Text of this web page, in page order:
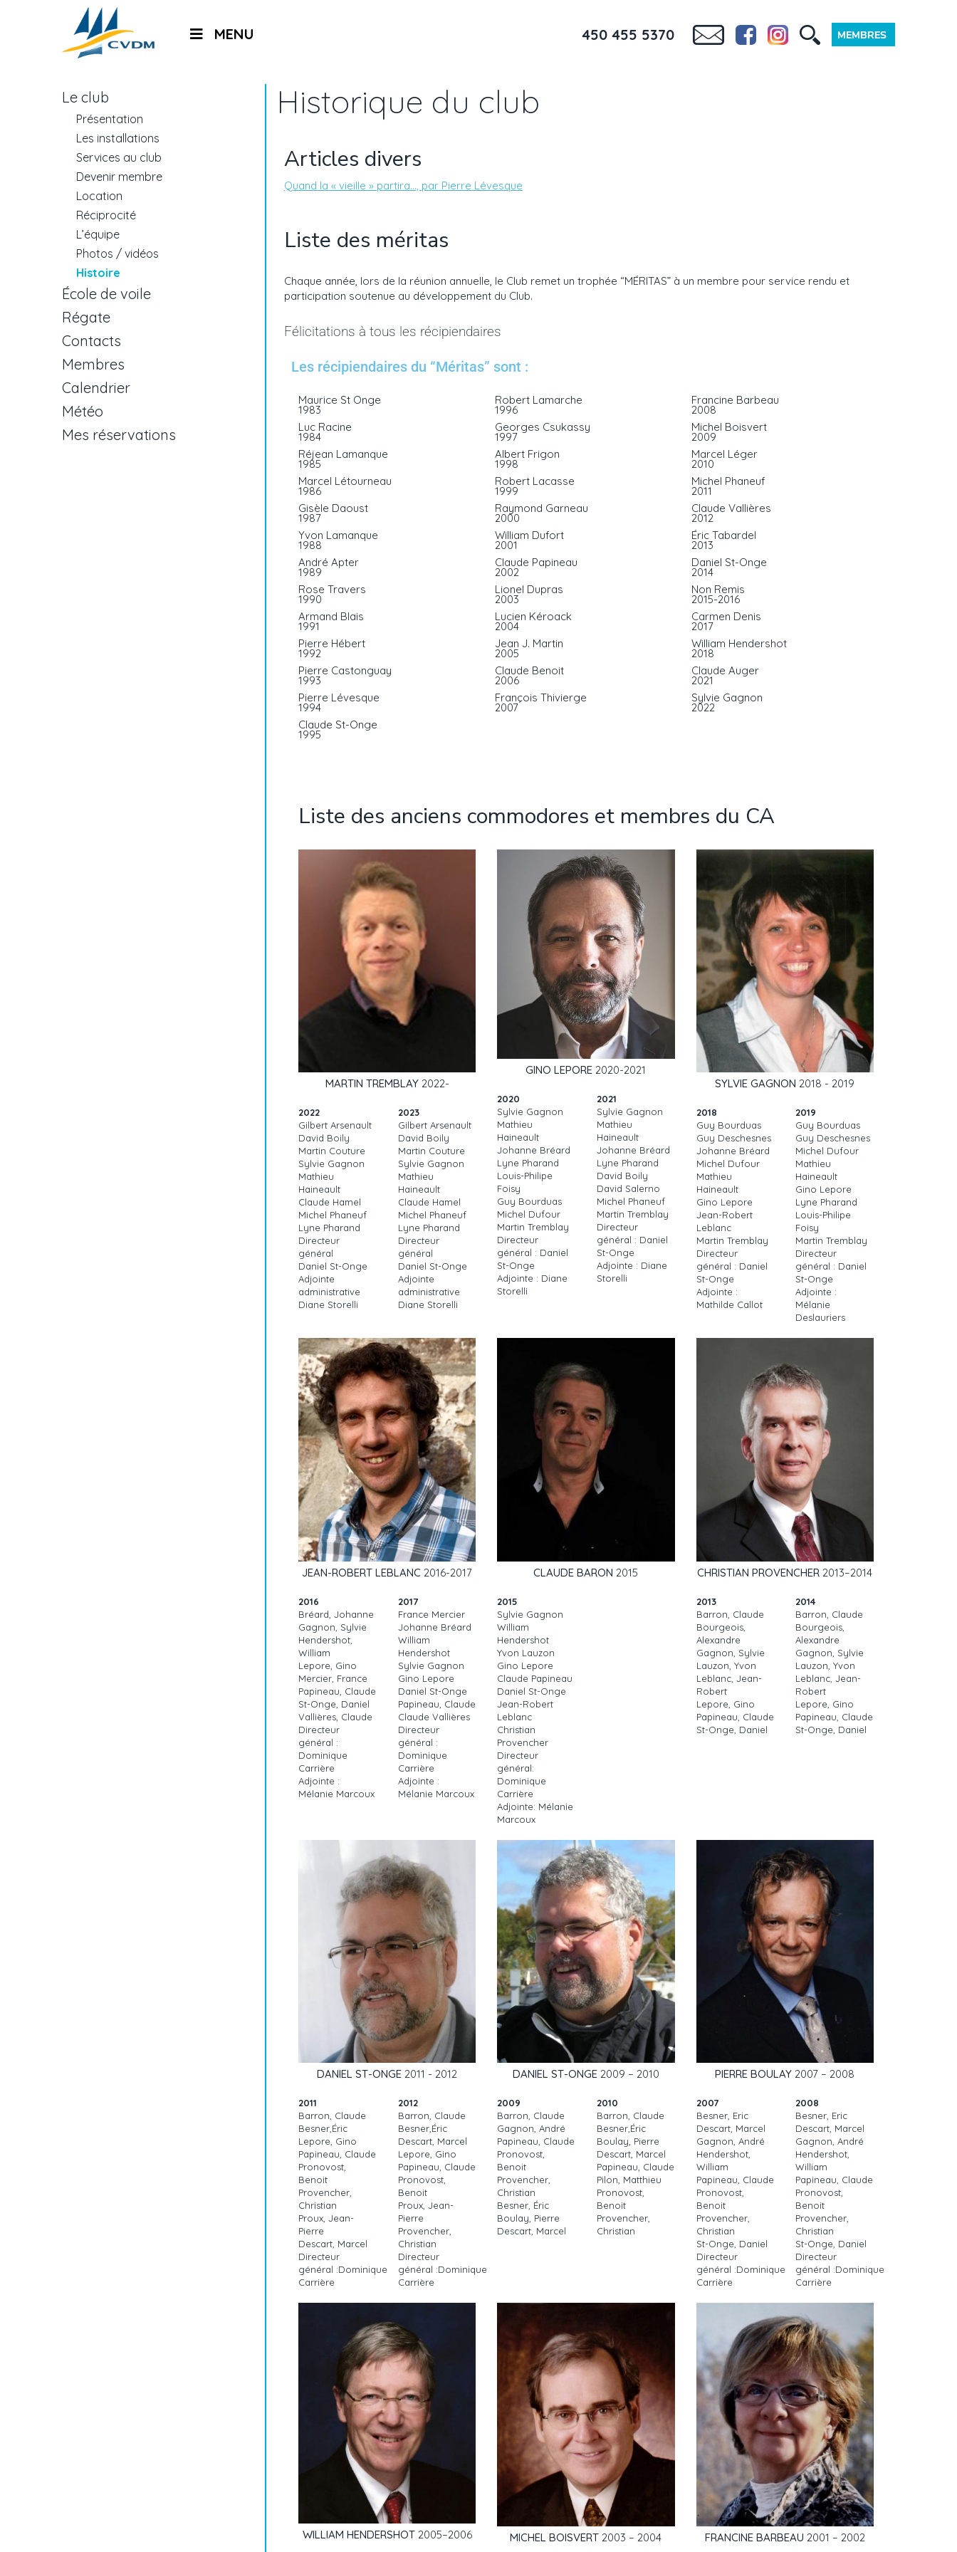
MENU 450 455 5370
Le club
Présentation
Les installations
Services au club
Devenir membre
Location
Réciprocité
L’équipe
Photos / vidéos
Histoire
École de voile
Régate
Contacts
Membres
Calendrier
Météo
Mes réservations
Historique du club
Articles divers
Quand la « vieille » partira…, par Pierre Lévesque
Liste des méritas
Chaque année, lors de la réunion annuelle, le Club remet un trophée “MÉRITAS” à un membre pour service rendu et
participation soutenue au développement du Club.
Félicitations à tous les récipiendaires
Les récipiendaires du “Méritas” sont :
Maurice St Onge
1983
Luc Racine
1984
Réjean Lamanque
1985
Marcel Létourneau
1986
Gisèle Daoust
1987
Yvon Lamanque
1988
André Apter
1989
Rose Travers
1990
Armand Blais
1991
Pierre Hébert
1992
Pierre Castonguay
1993
Pierre Lévesque
1994
Claude St-Onge
1995
Robert Lamarche
1996
Georges Csukassy
1997
Albert Frigon
1998
Robert Lacasse
1999
Raymond Garneau
2000
William Dufort
2001
Claude Papineau
2002
Lionel Dupras
2003
Lucien Kéroack
2004
Jean J. Martin
2005
Claude Benoit
2006
François Thivierge
2007
Francine Barbeau
2008
Michel Boisvert
2009
Marcel Léger
2010
Michel Phaneuf
2011
Claude Vallières
2012
Éric Tabardel
2013
Daniel St-Onge
2014
Non Remis
2015-2016
Carmen Denis
2017
William Hendershot
2018
Claude Auger
2021
Sylvie Gagnon
2022
Liste des anciens commodores et membres du CA
MARTIN TREMBLAY2022-
2022
Gilbert Arsenault
David Boily
Martin Couture
Sylvie Gagnon
Mathieu
Haineault
Claude Hamel
Michel Phaneuf
Lyne Pharand
Directeur
général
Daniel St-Onge
Adjointe
administrative
Diane Storelli
2023
Gilbert Arsenault
David Boily
Martin Couture
Sylvie Gagnon
Mathieu
Haineault
Claude Hamel
Michel Phaneuf
Lyne Pharand
Directeur
général
Daniel St-Onge
Adjointe
administrative
Diane Storelli
GINO LEPORE 2020-2021
2020
Sylvie Gagnon
Mathieu
Haineault
Johanne Bréard
Lyne Pharand
Louis-Philipe
Foisy
Guy Bourduas
Michel Dufour
Martin Tremblay
Directeur
général : Daniel
St-Onge
Adjointe : Diane
Storelli
2021
Sylvie Gagnon
Mathieu
Haineault
Johanne Bréard
Lyne Pharand
David Boily
David Salerno
Michel Phaneuf
Martin Tremblay
Directeur
général : Daniel
St-Onge
Adjointe : Diane
Storelli
SYLVIE GAGNON 2018 - 2019
2018
Guy Bourduas
Guy Deschesnes
Johanne Bréard
Michel Dufour
Mathieu
Haineault
Gino Lepore
Jean-Robert
Leblanc
Martin Tremblay
Directeur
général : Daniel
St-Onge
Adjointe :
Mathilde Callot
2019
Guy Bourduas
Guy Deschesnes
Michel Dufour
Mathieu
Haineault
Gino Lepore
Lyne Pharand
Louis-Philipe
Foisy
Martin Tremblay
Directeur
général : Daniel
St-Onge
Adjointe :
Mélanie
Deslauriers
JEAN-ROBERT LEBLANC 2016-2017
2016
Bréard, Johanne
Gagnon, Sylvie
Hendershot,
William
Lepore, Gino
Mercier, France
Papineau, Claude
St-Onge, Daniel
Vallières, Claude
Directeur
général :
Dominique
Carrière
Adjointe :
Mélanie Marcoux
2017
France Mercier
Johanne Bréard
William
Hendershot
Sylvie Gagnon
Gino Lepore
Daniel St-Onge
Papineau, Claude
Claude Vallières
Directeur
général :
Dominique
Carrière
Adjointe :
Mélanie Marcoux
CLAUDE BARON 2015
2015
Sylvie Gagnon
William
Hendershot
Yvon Lauzon
Gino Lepore
Claude Papineau
Daniel St-Onge
Jean-Robert
Leblanc
Christian
Provencher
Directeur
général:
Dominique
Carrière
Adjointe: Mélanie
Marcoux
CHRISTIAN PROVENCHER 2013–2014
2013
Barron, Claude
Bourgeois,
Alexandre
Gagnon, Sylvie
Lauzon, Yvon
Leblanc, Jean-
Robert
Lepore, Gino
Papineau, Claude
St-Onge, Daniel
2014
Barron, Claude
Bourgeois,
Alexandre
Gagnon, Sylvie
Lauzon, Yvon
Leblanc, Jean-
Robert
Lepore, Gino
Papineau, Claude
St-Onge, Daniel
DANIEL ST-ONGE 2011 - 2012
2011
Barron, Claude
Besner,Éric
Lepore, Gino
Papineau, Claude
Pronovost,
Benoit
Provencher,
Christian
Proux, Jean-
Pierre
Descart, Marcel
Directeur
général :Dominique
Carrière
2012
Barron, Claude
Besner,Éric
Descart, Marcel
Lepore, Gino
Papineau, Claude
Pronovost,
Benoit
Proux, Jean-
Pierre
Provencher,
Christian
Directeur
général :Dominique
Carrière
DANIEL ST-ONGE2009 – 2010
2009
Barron, Claude
Gagnon, André
Papineau, Claude
Pronovost,
Benoit
Provencher,
Christian
Besner, Éric
Boulay, Pierre
Descart, Marcel
2010
Barron, Claude
Besner,Éric
Boulay, Pierre
Descart, Marcel
Papineau, Claude
Pilon, Matthieu
Pronovost,
Benoit
Provencher,
Christian
PIERRE BOULAY 2007 – 2008
2007
Besner, Eric
Descart, Marcel
Gagnon, André
Hendershot,
William
Papineau, Claude
Pronovost,
Benoit
Provencher,
Christian
St-Onge, Daniel
Directeur
général :Dominique
Carrière
2008
Besner, Eric
Descart, Marcel
Gagnon, André
Hendershot,
William
Papineau, Claude
Pronovost,
Benoit
Provencher,
Christian
St-Onge, Daniel
Directeur
général :Dominique
Carrière
WILLIAM HENDERSHOT2005–2006 MICHEL BOISVERT 2003 – 2004 FRANCINE BARBEAU 2001 – 2002